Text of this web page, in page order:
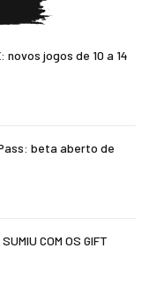
novos jogos de 10 a 14
beta aberto de
COM OS GIFT